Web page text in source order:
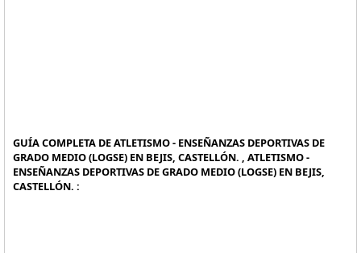
GUÍA COMPLETA DE ATLETISMO - ENSEÑANZAS DEPORTIVAS DE
GRADO MEDIO (LOGSE) EN BEJIS, CASTELLÓN. , ATLETISMO -
ENSEÑANZAS DEPORTIVAS DE GRADO MEDIO (LOGSE) EN BEJIS,
CASTELLÓN. :